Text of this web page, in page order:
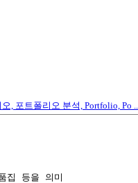
, 포트폴리오 분석, Portfolio, Po ...
집 등을 의미